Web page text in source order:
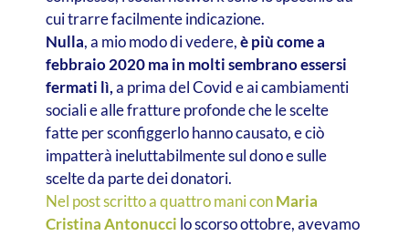
cui trarre facilmente indicazione.
Nulla, a mio modo di vedere,è più come a
febbraio 2020 ma in molti sembrano essersi
fermati lì,a prima del Covid e ai cambiamenti
sociali e alle fratture profonde che le scelte
fatte per sconfiggerlo hanno causato, e ciò
impatterà ineluttabilmente sul dono e sulle
scelte da parte dei donatori.
Nel post scritto a quattro mani conMaria
Cristina Antonucci lo scorso ottobre, avevamo